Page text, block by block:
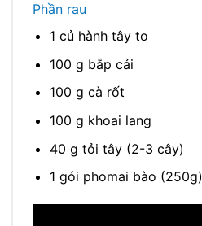
Phần rau
1 củ hành tây to
100 g bắp cải
100 g cà rốt
100 g khoai lang
40 g tỏi tây (2-3 cây)
1 gói phomai bào (250g)